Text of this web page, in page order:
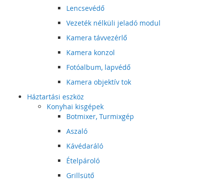
Lencsevédő
Vezeték nélküli jeladó modul
Kamera távvezérlő
Kamera konzol
Fotóalbum, lapvédő
Kamera objektív tok
Háztartási eszköz
Konyhai kisgépek
Botmixer, Turmixgép
Aszaló
Kávédaráló
Ételpároló
Grillsütő